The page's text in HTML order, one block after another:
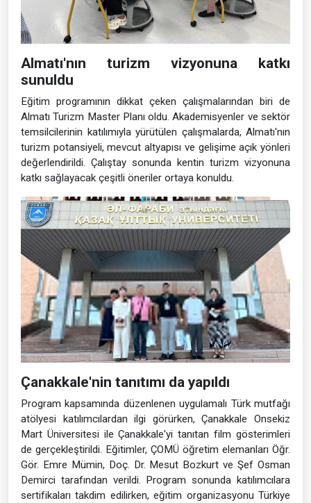
Almatı'nın turizm vizyonuna katkı
sunuldu
Eğitim programının dikkat çeken çalışmalarından biri de
Almatı Turizm Master Planı oldu. Akademisyenler ve sektör
temsilcilerinin katılımıyla yürütülen çalışmalarda, Almatı'nın
turizm potansiyeli, mevcut altyapısı ve gelişime açık yönleri
değerlendirildi. Çalıştay sonunda kentin turizm vizyonuna
katkı sağlayacak çeşitli öneriler ortaya konuldu.
Çanakkale'nin tanıtımı da yapıldı
Program kapsamında düzenlenen uygulamalı Türk mutfağı
atölyesi katılımcılardan ilgi görürken, Çanakkale Onsekiz
Mart Üniversitesi ile Çanakkale'yi tanıtan film gösterimleri
de gerçekleştirildi. Eğitimler, ÇOMÜ öğretim elemanları Öğr.
Gör. Emre Mümin, Doç. Dr. Mesut Bozkurt ve Şef Osman
Demirci tarafından verildi. Program sonunda katılımcılara
sertifikaları takdim edilirken, eğitim organizasyonu Türkiye